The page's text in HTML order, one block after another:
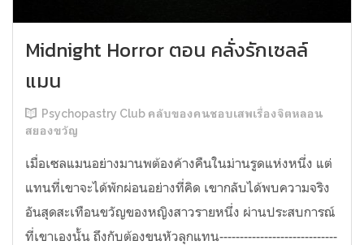
Midnight Horror ตอน คลั่งรักเซลล์
แมน
Psychopastry Club คลับของคนชอบเสพเรื่องจิตหลอน
สยองขวัญ
เมื่อเซลแมนอย่างมานพต้องค้างคืนในม่านรูดแห่งหนึ่ง แต่
แทนที่เขาจะได้พักผ่อนอย่างที่คิด เขากลับได้พบความจริง
อันสุดสะเทือนขวัญของหญิงสาวรายหนึ่ง ผ่านประสบการณ์
ที่เขาเองนั้น ถึงกับต้องขนหัวลุกแทน-----------------------------